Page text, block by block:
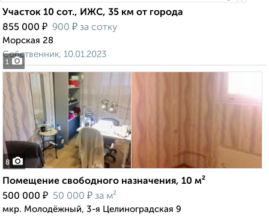
1
Участок 10 сот., ИЖС, 35 км от города
855 000 ₽ 900 ₽ за сотку
Морская 28
Собственник, 10.01.2023
8
Помещение свободного назначения, 10 м²
500 000 ₽ 50 000 ₽ за м²
мкр. Молодёжный, 3-я Целиноградская 9